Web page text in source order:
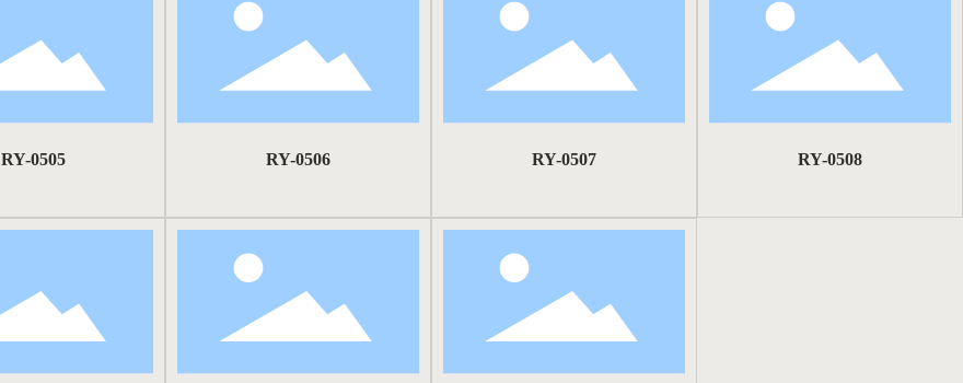
RY-0505 RY-0506 RY-0507 RY-0508